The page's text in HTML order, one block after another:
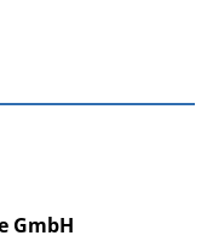
GmbH